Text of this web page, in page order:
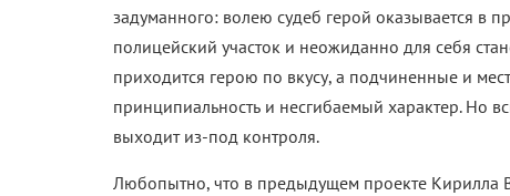
задуманного: волею судеб герой оказывается в
полицейский участок и неожиданно для себя
приходится герою по вкусу, а подчиненные и
принципиальность и несгибаемый характер. Но
выходит из-под контроля.
Любопытно, что в предыдущем проекте Кирилла